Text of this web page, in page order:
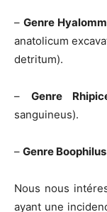
– Genre
anatolicum
detritum).
– Genre
sanguineus).
– Genre Boophilus
Nous nous
ayant une